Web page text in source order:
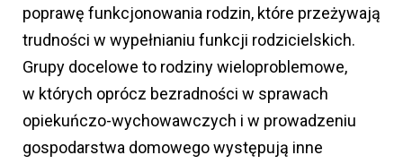
poprawę funkcjonowania rodzin, które przeżywają
trudności w wypełnianiu funkcji rodzicielskich.
Grupy docelowe to rodziny wieloproblemowe,
w których oprócz bezradności w sprawach
opiekuńczo-wychowawczych i w prowadzeniu
gospodarstwa domowego występują inne